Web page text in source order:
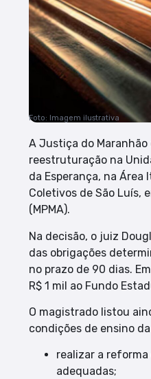
Foto: Imagem ilustrativa
A Justiça do Maranhão
reestruturação na
da Esperança, na
Coletivos de São Luís,
(MPMA).
Na decisão, o juiz
das obrigações
no prazo de 90 dias.
R$ 1 mil ao Fundo
O magistrado listou
condições de ensino
realizar a
adequadas;